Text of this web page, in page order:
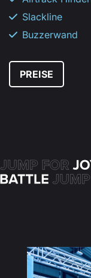
Slackline
Buzzerwand
PREISE